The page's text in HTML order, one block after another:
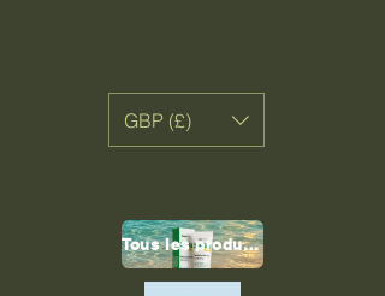
GBP (£)
Tous les produits